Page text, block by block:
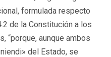
formulada respecto
de la Constitución a los
“porque, aunque ambos
del Estado, se